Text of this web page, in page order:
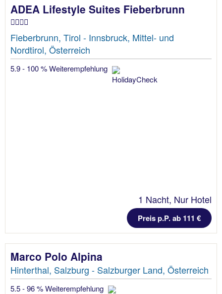
ADEA Lifestyle Suites Fieberbrunn
Fieberbrunn, Tirol - Innsbruck, Mittel- und
Nordtirol, Österreich
5.9 - 100 % Weiterempfehlung
1 Nacht, Nur Hotel
Preis p.P. ab 111 €
Marco Polo Alpina
Hinterthal, Salzburg - Salzburger Land, Österreich
5.5 - 96 % Weiterempfehlung